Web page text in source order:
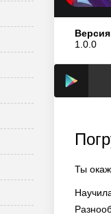
1.0.0
Ты